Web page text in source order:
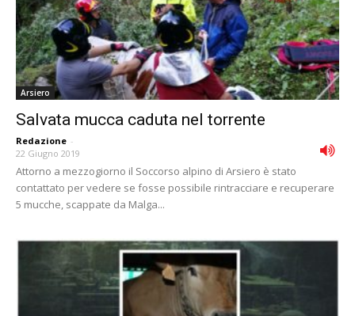
Arsiero
Salvata mucca caduta nel torrente
Redazione -
22 Giugno 2019
Attorno a mezzogiorno il Soccorso alpino di Arsiero è stato
contattato per vedere se fosse possibile rintracciare e recuperare
5 mucche, scappate da Malga...